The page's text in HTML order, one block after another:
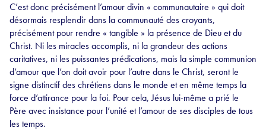
C’est donc précisément l’amour divin « communautaire » qui doit
désormais resplendir dans la communauté des croyants,
précisément pour rendre « tangible » la présence de Dieu et du
Christ. Ni les miracles accomplis, ni la grandeur des actions
caritatives, ni les puissantes prédications, mais la simple communion
d’amour que l’on doit avoir pour l’autre dans le Christ, seront le
signe distinctif des chrétiens dans le monde et en même temps la
force d’attirance pour la foi. Pour cela, Jésus lui-même a prié le
Père avec insistance pour l’unité et l’amour de ses disciples de tous
les temps.